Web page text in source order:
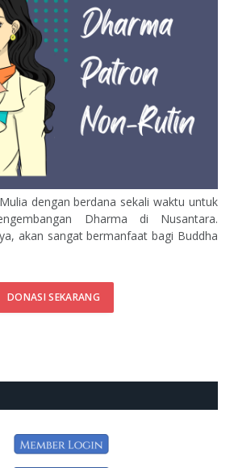
dengan berdana sekali waktu untuk
Dharma di Nusantara.
akan sangat bermanfaat bagi Buddha
DONASI SEKARANG